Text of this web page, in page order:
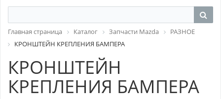
Главная страница Каталог Запчасти Mazda
РАЗНОЕ
КРОНШТЕЙН КРЕПЛЕНИЯ БАМПЕРА
КРОНШТЕЙН
КРЕПЛЕНИЯ БАМПЕРА